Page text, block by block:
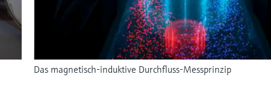
Das magnetisch-induktive Durchfluss-Messprinzip